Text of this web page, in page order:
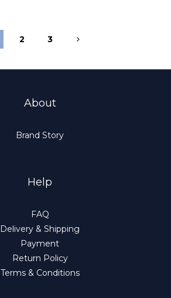
2 3
About
Brand Story
Help
FAQ
Delivery & Shipping
Payment
Return Policy
Terms & Conditions